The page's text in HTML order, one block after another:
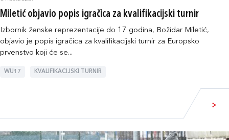
Miletić objavio popis igračica za kvalifikacijski turnir
Izbornik ženske reprezentacije do 17 godina, Božidar Miletić,
objavio je popis igračica za kvalifikacijski turnir za Europsko
prvenstvo koji će se...
WU17 KVALIFIKACIJSKI TURNIR